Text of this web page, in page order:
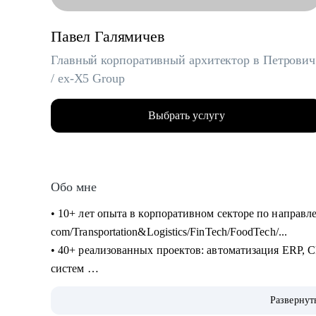
Павел Галямичев
Главный корпоративный архитектор в Петрович
/ ex-X5 Group
Выбрать услугу
Обо мне
• 10+ лет опыта в корпоративном секторе по
com/Transportation&Logistics/FinTech/FoodTech/...
• 40+ реализованных проектов: автоматизация
систем
• 400+ собеседований проведенных для того, чтобы